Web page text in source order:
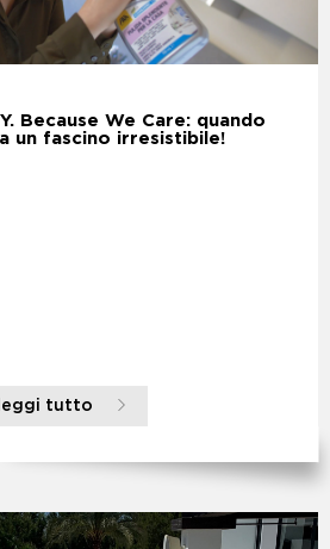
Because We Care: quando
un fascino irresistibile!
leggi tutto